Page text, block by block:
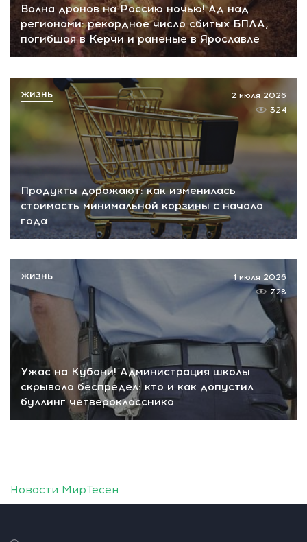
Волна дронов на Россию ночью! Ад над
регионами: рекордное число сбитых БПЛА,
погибшая в Керчи и раненые в Ярославле
Продукты дорожают: как изменилась
стоимость минимальной корзины с начала
года
2 июля 2026
324
ЖИЗНЬ
Ужас на Кубани! Администрация школы
скрывала беспредел: кто и как допустил
буллинг четвероклассника
1 июля 2026
728
ЖИЗНЬ
Новости МирТесен